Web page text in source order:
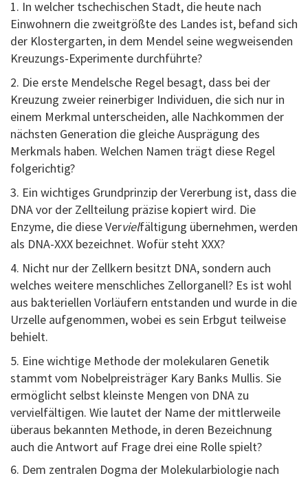
1. In welcher tschechischen Stadt, die heute nach
Einwohnern die zweitgrößte des Landes ist, befand sich
der Klostergarten, in dem Mendel seine wegweisenden
Kreuzungs-Experimente durchführte?
2. Die erste Mendelsche Regel besagt, dass bei der
Kreuzung zweier reinerbiger Individuen, die sich nur in
einem Merkmal unterscheiden, alle Nachkommen der
nächsten Generation die gleiche Ausprägung des
Merkmals haben. Welchen Namen trägt diese Regel
folgerichtig?
3. Ein wichtiges Grundprinzip der Vererbung ist, dass die
DNA vor der Zellteilung präzise kopiert wird. Die
Enzyme, die diese Vervielfältigung übernehmen, werden
als DNA-XXX bezeichnet. Wofür steht XXX?
4. Nicht nur der Zellkern besitzt DNA, sondern auch
welches weitere menschliches Zellorganell? Es ist wohl
aus bakteriellen Vorläufern entstanden und wurde in die
Urzelle aufgenommen, wobei es sein Erbgut teilweise
behielt.
5. Eine wichtige Methode der molekularen Genetik
stammt vom Nobelpreisträger Kary Banks Mullis. Sie
ermöglicht selbst kleinste Mengen von DNA zu
vervielfältigen. Wie lautet der Name der mittlerweile
überaus bekannten Methode, in deren Bezeichnung
auch die Antwort auf Frage drei eine Rolle spielt?
6. Dem zentralen Dogma der Molekularbiologie nach